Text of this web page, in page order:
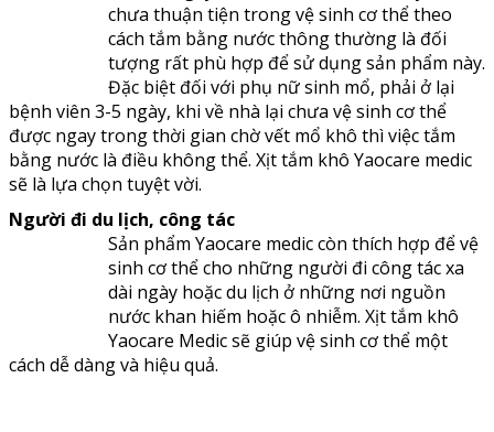
chưa thuận tiện trong vệ sinh cơ thể theo
cách tắm bằng nước thông thường là đối
tượng rất phù hợp để sử dụng sản phẩm này.
Đặc biệt đối với phụ nữ sinh mổ, phải ở lại
bệnh viên 3-5 ngày, khi về nhà lại chưa vệ sinh cơ thể
được ngay trong thời gian chờ vết mổ khô thì việc tắm
bằng nước là điều không thể. Xịt tắm khô Yaocare medic
sẽ là lựa chọn tuyệt vời.
Người đi du lịch, công tác
Sản phẩm Yaocare medic còn thích hợp để vệ
sinh cơ thể cho những người đi công tác xa
dài ngày hoặc du lịch ở những nơi nguồn
nước khan hiếm hoặc ô nhiễm. Xịt tắm khô
Yaocare Medic sẽ giúp vệ sinh cơ thể một
cách dễ dàng và hiệu quả.